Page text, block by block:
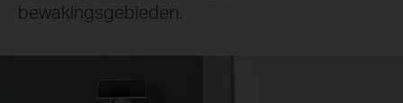
bewakingsgebieden.